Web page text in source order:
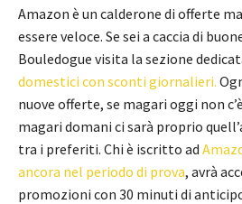
Amazon è un calderone di offerte
essere veloce. Se sei a caccia di
Bouledogue visita la sezione
domestici con sconti giornalieri.
nuove offerte, se magari oggi non
magari domani ci sarà proprio
tra i preferiti. Chi è iscritto ad
ancora nel periodo di prova, avrà
promozioni con 30 minuti di